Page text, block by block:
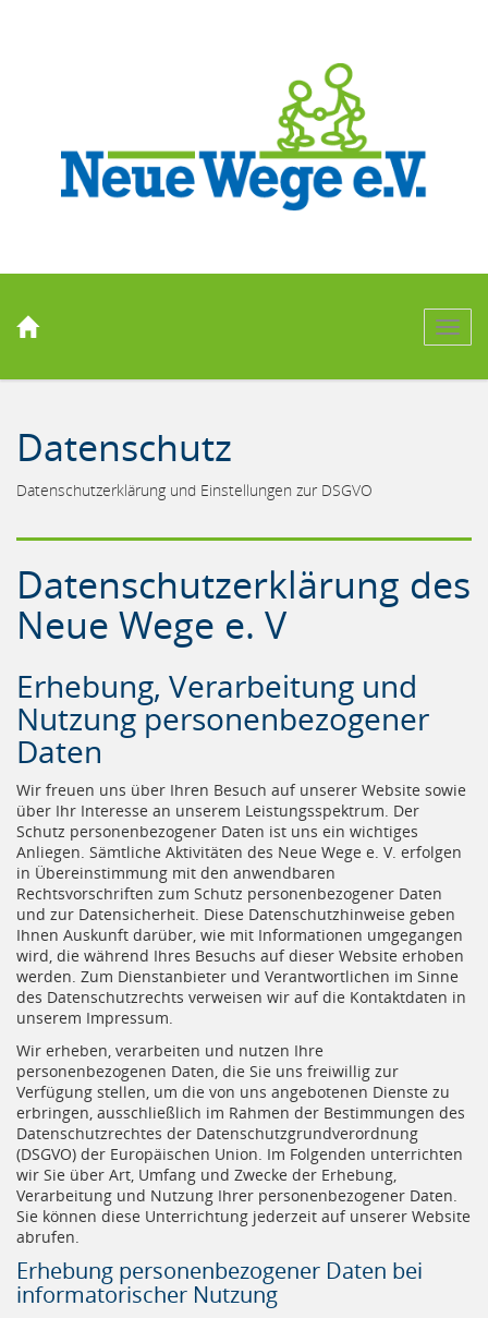
Menü
Datenschutz
Datenschutzerklärung und Einstellungen zur DSGVO
Datenschutzerklärung des
Neue Wege e. V
Erhebung, Verarbeitung und
Nutzung personenbezogener
Daten
Wir freuen uns über Ihren Besuch auf unserer Website sowie
über Ihr Interesse an unserem Leistungsspektrum. Der
Schutz personenbezogener Daten ist uns ein wichtiges
Anliegen. Sämtliche Aktivitäten des Neue Wege e. V. erfolgen
in Übereinstimmung mit den anwendbaren
Rechtsvorschriften zum Schutz personenbezogener Daten
und zur Datensicherheit. Diese Datenschutzhinweise geben
Ihnen Auskunft darüber, wie mit Informationen umgegangen
wird, die während Ihres Besuchs auf dieser Website erhoben
werden. Zum Dienstanbieter und Verantwortlichen im Sinne
des Datenschutzrechts verweisen wir auf die Kontaktdaten in
unserem Impressum.
Wir erheben, verarbeiten und nutzen Ihre
personenbezogenen Daten, die Sie uns freiwillig zur
Verfügung stellen, um die von uns angebotenen Dienste zu
erbringen, ausschließlich im Rahmen der Bestimmungen des
Datenschutzrechtes der Datenschutzgrundverordnung
(DSGVO) der Europäischen Union. Im Folgenden unterrichten
wir Sie über Art, Umfang und Zwecke der Erhebung,
Verarbeitung und Nutzung Ihrer personenbezogener Daten.
Sie können diese Unterrichtung jederzeit auf unserer Website
abrufen.
Erhebung personenbezogener Daten bei
informatorischer Nutzung